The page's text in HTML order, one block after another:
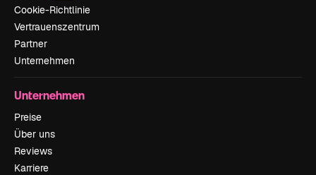
Cookie-Richtlinie
Vertrauenszentrum
Partner
Unternehmen
Unternehmen
Preise
Über uns
Reviews
Karriere